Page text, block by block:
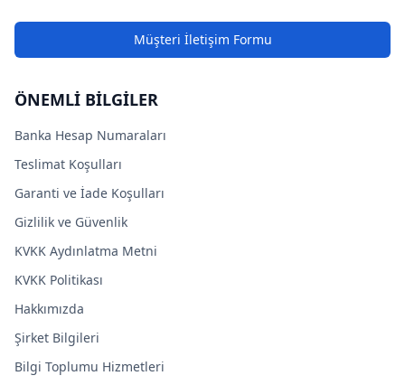
Müşteri İletişim Formu
ÖNEMLİ BİLGİLER
Banka Hesap Numaraları
Teslimat Koşulları
Garanti ve İade Koşulları
Gizlilik ve Güvenlik
KVKK Aydınlatma Metni
KVKK Politikası
Hakkımızda
Şirket Bilgileri
Bilgi Toplumu Hizmetleri